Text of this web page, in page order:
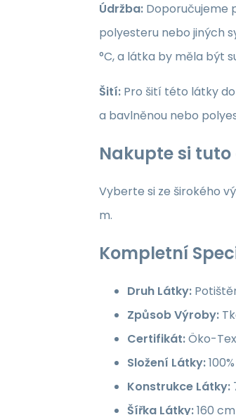
Údržba: Doporučujeme
polyesteru nebo jiných
°C, a látka by měla být
Šití: Pro šití této látky
a bavlněnou nebo
Nakupte si
Vyberte si ze širokého
m.
Kompletní
Druh Látky:
Způsob Výroby:
Certifikát:Öko-
Složení Látky:
Konstrukce Látky:
Šířka Látky:160 cm